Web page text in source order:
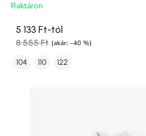
Raktáron
5 133 Ft-tól
8 555 Ft (akár: –40 %)
104 110 122